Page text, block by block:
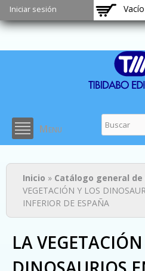
Pasar al
contenido
principal
Iniciar sesión Vacío
Menu
Usted está aquí
Inicio » Catálogo general de
VEGETACIÓN Y LOS
INFERIOR DE ESPAÑA
LA